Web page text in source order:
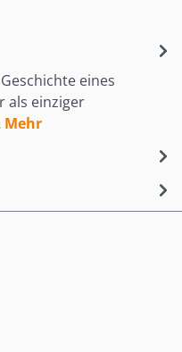
eines
als einziger
Mehr